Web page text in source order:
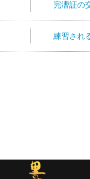
完漕証の
練習され